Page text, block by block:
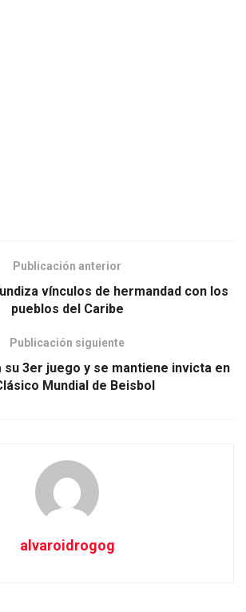
Publicación anterior
vínculos de hermandad con los
pueblos del Caribe
Publicación siguiente
su 3er juego y se mantiene invicta en
Mundial de Beisbol
alvaroidrogog